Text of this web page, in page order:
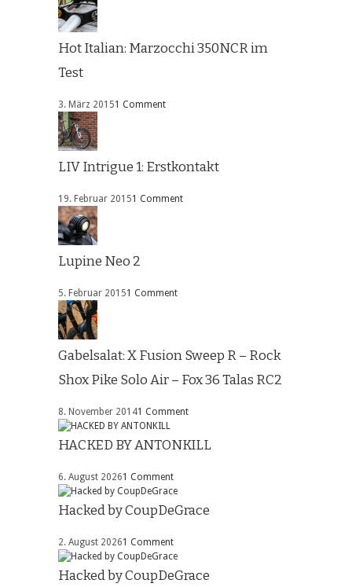
Hot Italian: Marzocchi 350NCR im
Test
3. März 20151 Comment
LIV Intrigue 1: Erstkontakt
19. Februar 20151 Comment
Lupine Neo 2
5. Februar 20151 Comment
Gabelsalat: X Fusion Sweep R – Rock
Shox Pike Solo Air – Fox 36 Talas RC2
8. November 20141 Comment
HACKED BY ANTONKILL
6. August 20261 Comment
Hacked by CoupDeGrace
2. August 20261 Comment
Hacked by CoupDeGrace